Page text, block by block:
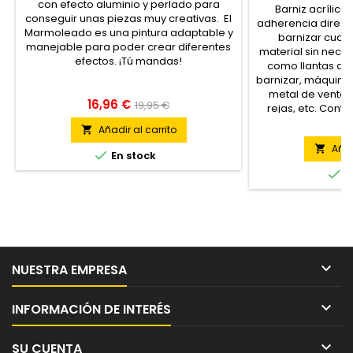
con efecto aluminio y perlado para
conseguir unas piezas muy creativas. El
Marmoleado es una pintura adaptable y
manejable para poder crear diferentes
efectos. ¡Tú mandas!
16,96 € 19,95 €
 Añadir al carrito
 En stock
Barniz acrílico
adherencia
barnizar
material sin
como llantas de
barnizar,
metal de
rejas, etc.


NUESTRA EMPRESA 
INFORMACIÓN DE INTERÉS 
SU CUENTA 